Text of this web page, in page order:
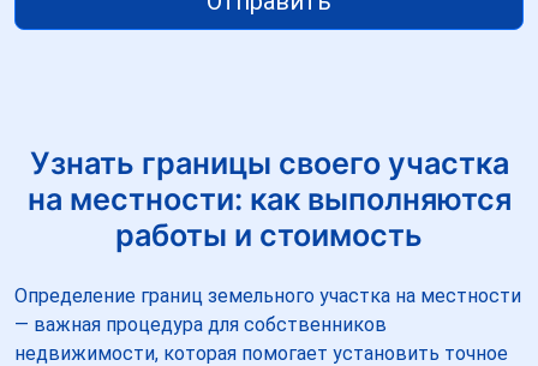
Узнать границы своего участка
на местности: как выполняются
работы и стоимость
Определение границ земельного участка на местности
— важная процедура для собственников
недвижимости, которая помогает установить точное